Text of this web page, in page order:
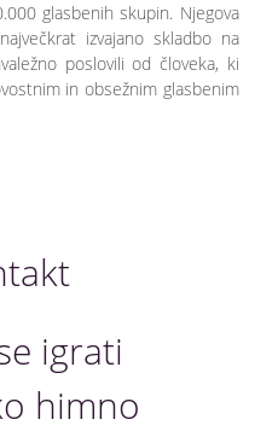
glasbenih skupin. Njegova
izvajano skladbo na
poslovili od človeka, ki
in obsežnim glasbenim
igrati
himno